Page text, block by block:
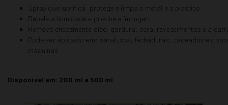
Spray que lubrifica, protege e limpa o metal e o plástico
Repele a humidade e previne a ferrugem
Remove eficazmente óleo, gordura, cera, revestimentos e
Pode ser aplicado em: parafusos, fechaduras, cadeados e
máquinas
Disponível em: 200 ml e 500 ml